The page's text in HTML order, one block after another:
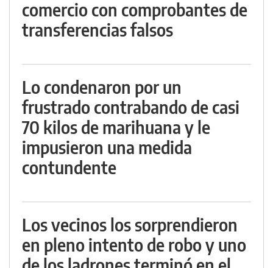
comercio con comprobantes de
transferencias falsos
Lo condenaron por un
frustrado contrabando de casi
70 kilos de marihuana y le
impusieron una medida
contundente
Los vecinos los sorprendieron
en pleno intento de robo y uno